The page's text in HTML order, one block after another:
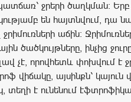
ջրերի ծաղկման։
են հայտնվում, դա
աճին։
ծածկույթները, ինչից
չէ, որովհետև փոխվում է
վիճակը, այսինքն՝ կայուն
տեղի է ունենում